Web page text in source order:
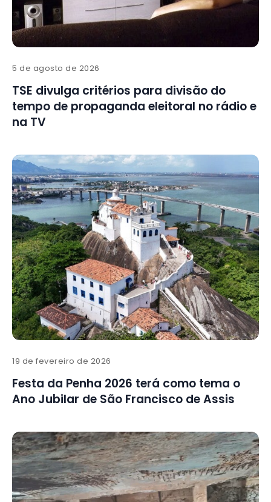
5 de agosto de 2026
TSE divulga critérios para divisão do
tempo de propaganda eleitoral no rádio e
na TV
19 de fevereiro de 2026
Festa da Penha 2026 terá como tema o
Ano Jubilar de São Francisco de Assis